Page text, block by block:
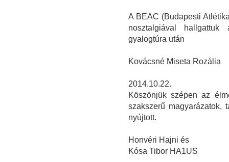
A BEAC (Budapesti
nosztalgiával
gyalogtúra után
Kovácsné Miseta Rozália
2014.10.22.
Köszönjük szépen az
szakszerű magyarázatok,
nyújtott.
Honvéri Hajni és
Kósa Tibor HA1US